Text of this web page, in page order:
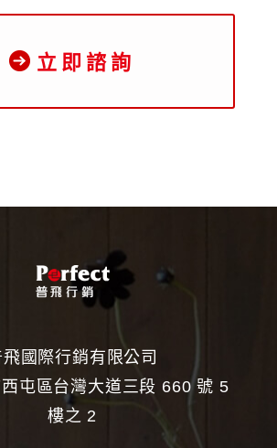
立即諮詢
飛國際行銷有限公司
屯區台灣大道三段 660 號 5
樓之 2